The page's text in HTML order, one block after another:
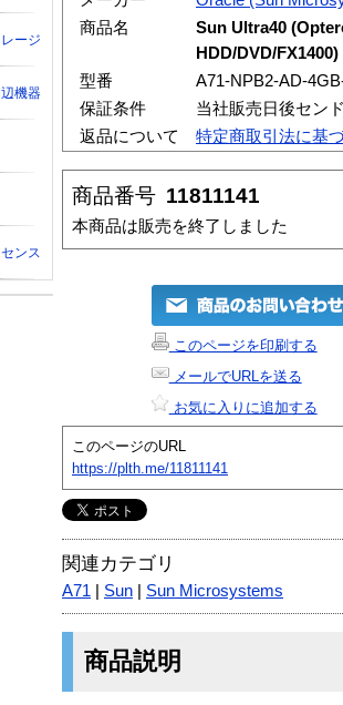
商品名
Sun Ultra40
HDD/DVD/FX1400)
型番
A71-NPB2-AD-
保証条件
当社販売日後セン
返品について
特定商取引法に基
商品番号 11811141
本商品は販売を終了しました
このページを印刷する
メールでURLを送る
お気に入りに追加する
このページのURL
https://plth.me/11811141
関連カテゴリ
A71 Sun Sun Microsystems
商品説明
ージ
機器
ンス